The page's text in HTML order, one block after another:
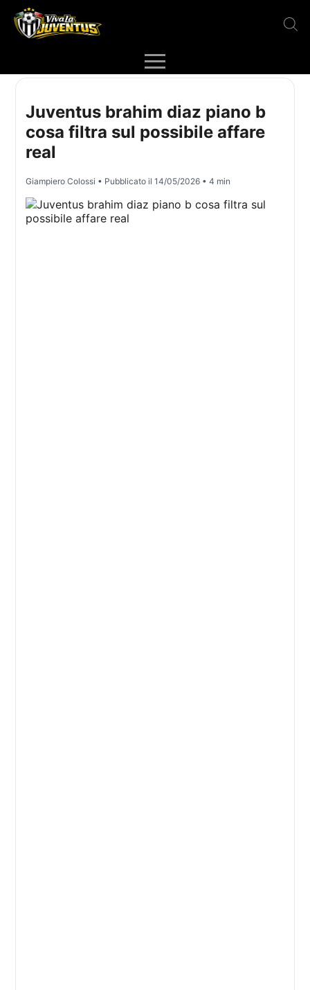
Juventus brahim diaz piano b
cosa filtra sul possibile affare
real
Giampiero Colossi • Pubblicato il14/05/2026 • 4 min